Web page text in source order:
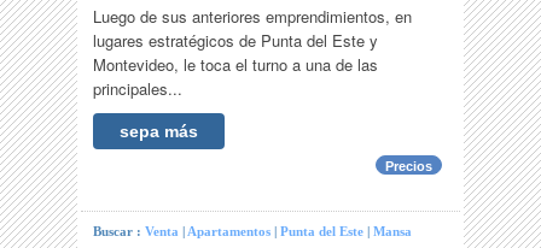
Luego de sus anteriores emprendimientos, en
lugares estratégicos de Punta del Este y
Montevideo, le toca el turno a una de las
principales...
sepa más
Precios
Buscar :Venta |Apartamentos |Punta del Este |Mansa